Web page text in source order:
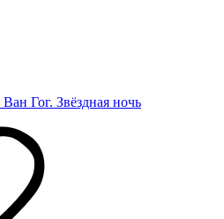
Гог. Звёздная ночь